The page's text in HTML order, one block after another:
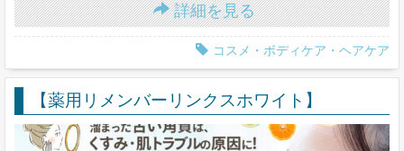
詳細を見る
コスメ・ボディケア・ヘアケア
【薬用リメンバーリンクスホワイト】